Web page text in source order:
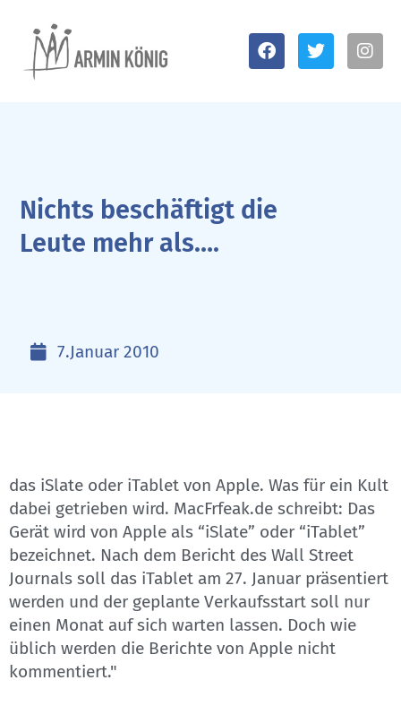
Nichts beschäftigt die
Leute mehr als….
7.Januar 2010
das iSlate oder iTablet von Apple. Was für ein Kult
dabei getrieben wird. MacFrfeak.de schreibt: Das
Gerät wird von Apple als “iSlate” oder “iTablet”
bezeichnet. Nach dem Bericht des Wall Street
Journals soll das iTablet am 27. Januar präsentiert
werden und der geplante Verkaufsstart soll nur
einen Monat auf sich warten lassen. Doch wie
üblich werden die Berichte von Apple nicht
kommentiert."